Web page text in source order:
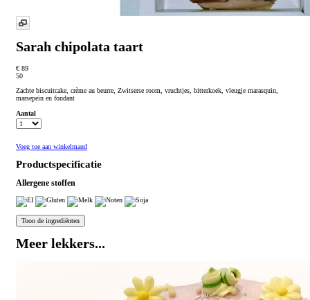
Sarah chipolata taart
€ 89
50
Zachte biscuitcake, crème au beurre, Zwitserse room, vruchtjes, bitterkoek, vleugje marasquin,
marsepein en fondant
Aantal
Voeg toe aan winkelmand
Productspecificatie
Allergene stoffen
Meer lekkers...